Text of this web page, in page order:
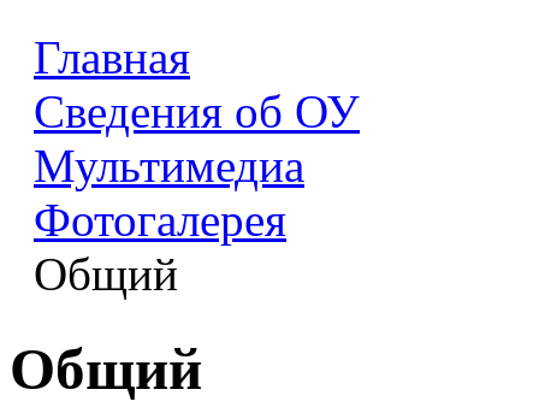
Главная
Сведения об ОУ
Мультимедиа
Фотогалерея
Общий
Общий